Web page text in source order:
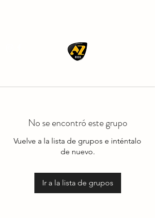
No se encontró este grupo
Vuelve a la lista de grupos e inténtalo
de nuevo.
Ir a la lista de grupos